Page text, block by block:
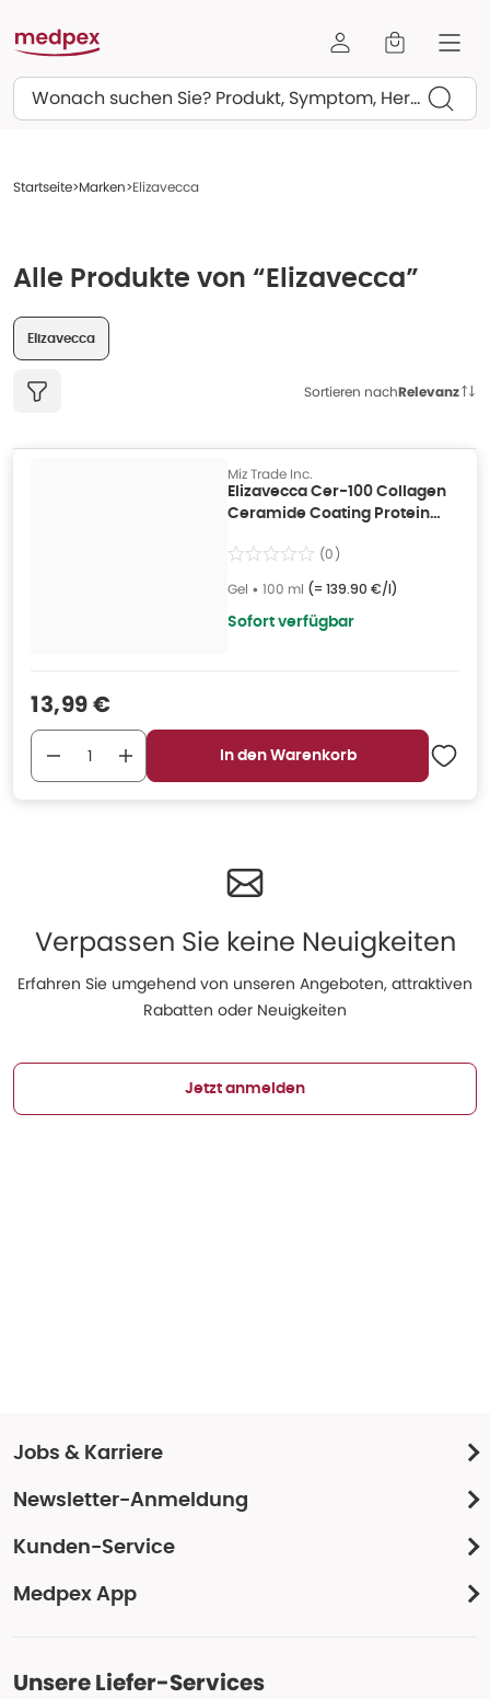
Suchen
Startseite Marken Elizavecca
Alle Produkte von “Elizavecca”
Elizavecca
Sortieren nachRelevanz
Miz Trade Inc.
Elizavecca Cer-100 Collagen
Ceramide Coating Protein
(0)
Gel • 100 ml (= 139.90 €/l)
Sofort verfügbar
Verkaufspreis
13,99 €
In den Warenkorb
Verpassen Sie keine Neuigkeiten
Erfahren Sie umgehend von unseren Angeboten, attraktiven
Rabatten oder Neuigkeiten
Jetzt anmelden
Jobs & Karriere
Newsletter-Anmeldung
Kunden-Service
Medpex App
Unsere Liefer-Services